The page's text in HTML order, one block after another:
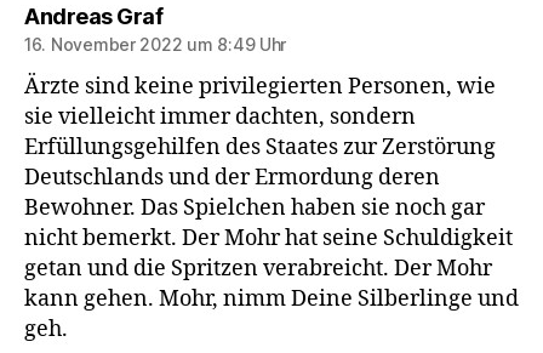
Andreas Grafsagt:
16. November 2022 um 8:49 Uhr
Ärzte sind keine privilegierten Personen, wie
sie vielleicht immer dachten, sondern
Erfüllungsgehilfen des Staates zur Zerstörung
Deutschlands und der Ermordung deren
Bewohner. Das Spielchen haben sie noch gar
nicht bemerkt. Der Mohr hat seine Schuldigkeit
getan und die Spritzen verabreicht. Der Mohr
kann gehen. Mohr, nimm Deine Silberlinge und
geh.